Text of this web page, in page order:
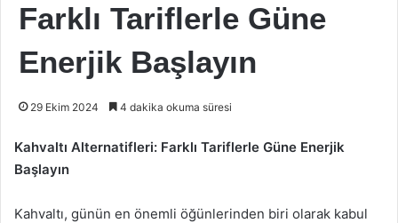
Farklı Tariflerle Güne
Enerjik Başlayın
29 Ekim 2024 4 dakika okuma süresi
Kahvaltı Alternatifleri: Farklı Tariflerle Güne Enerjik
Başlayın
Kahvaltı, günün en önemli öğünlerinden biri olarak kabul